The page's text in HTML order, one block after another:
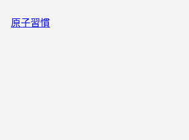
至原子習慣